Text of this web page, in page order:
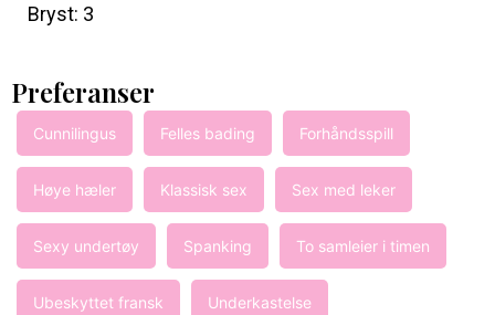
Bryst: 3
Preferanser
Cunnilingus Felles bading Forhåndsspill
Høye hæler Klassisk sex Sex med leker
Sexy undertøy Spanking To samleier i timen
Ubeskyttet fransk Underkastelse